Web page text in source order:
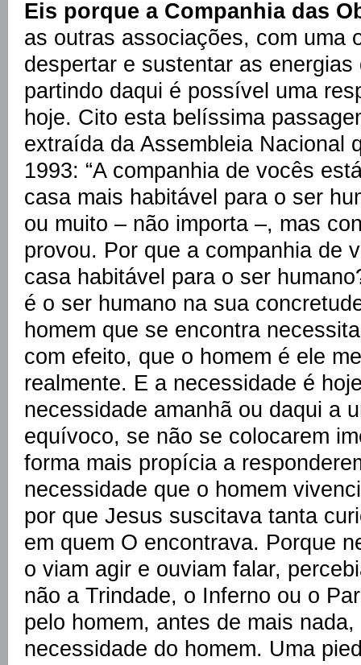
Eis porque a Companhia das
as outras associações, com uma
despertar e sustentar as
partindo daqui é possível uma
hoje. Cito esta belíssima
extraída da Assembleia Nacional
1993: “A companhia de vocês
casa mais habitável para o ser
ou muito – não importa –, mas
provou. Por que a companhia de
casa habitável para o ser
é o ser humano na sua
homem que se encontra
com efeito, que o homem é ele
realmente. E a necessidade é
necessidade amanhã ou daqui a
equívoco, se não se colocarem
forma mais propícia a
necessidade que o homem
por que Jesus suscitava tanta
em quem O encontrava. Porque
o viam agir e ouviam falar,
não a Trindade, o Inferno ou o
pelo homem, antes de mais
necessidade do homem. Uma